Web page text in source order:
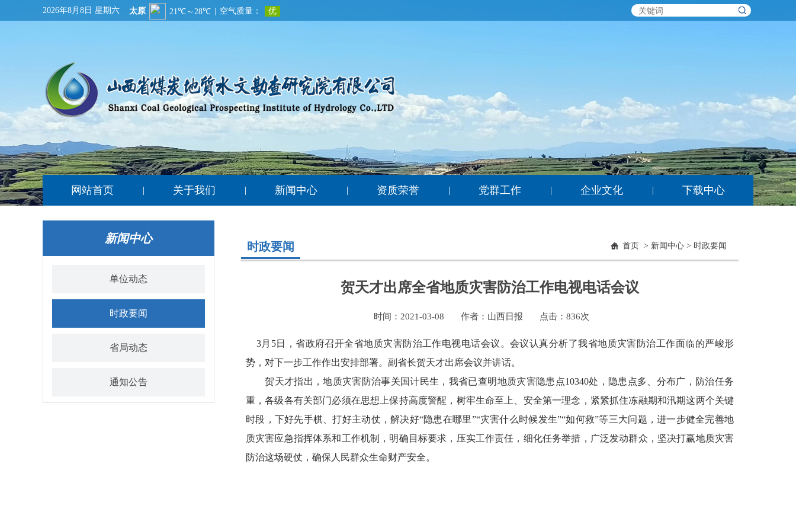
2026年8月8日 星期六
网站首页 | 关于我们 | 新闻中心 | 资质荣誉 | 党群工作 | 企业文化 | 下载中心
新闻中心
单位动态
时政要闻
省局动态
通知公告
时政要闻 首页 > 新闻中心 > 时政要闻
贺天才出席全省地质灾害防治工作电视电话会议
时间： 2021-03-08 作者：山西日报 点击： 836次
3月5日，省政府召开全省地质灾害防治工作电视电话会议。会议认真分析了我省地质灾害防治工作面临的严峻形
势，对下一步工作作出安排部署。副省长贺天才出席会议并讲话。
贺天才指出，地质灾害防治事关国计民生，我省已查明地质灾害隐患点10340处，隐患点多、分布广，防治任务
重，各级各有关部门必须在思想上保持高度警醒，树牢生命至上、安全第一理念，紧紧抓住冻融期和汛期这两个关键
时段，下好先手棋、打好主动仗，解决好“隐患在哪里”“灾害什么时候发生”“如何救”等三大问题，进一步健全完善地
质灾害应急指挥体系和工作机制，明确目标要求，压实工作责任，细化任务举措，广泛发动群众，坚决打赢地质灾害
防治这场硬仗，确保人民群众生命财产安全。